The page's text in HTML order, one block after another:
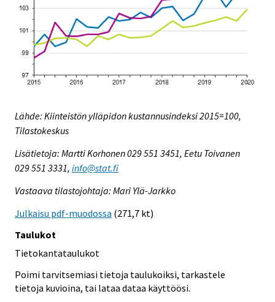
Lähde: Kiinteistön ylläpidon kustannusindeksi 2015=100,
Tilastokeskus
Lisätietoja: Martti Korhonen 029 551 3451, Eetu Toivanen
029 551 3331, info@stat.fi
Vastaava tilastojohtaja: Mari Ylä-Jarkko
Julkaisu pdf-muodossa (271,7 kt)
Taulukot
Tietokantataulukot
Poimi tarvitsemiasi tietoja taulukoiksi, tarkastele
tietoja kuvioina, tai lataa dataa käyttöösi.